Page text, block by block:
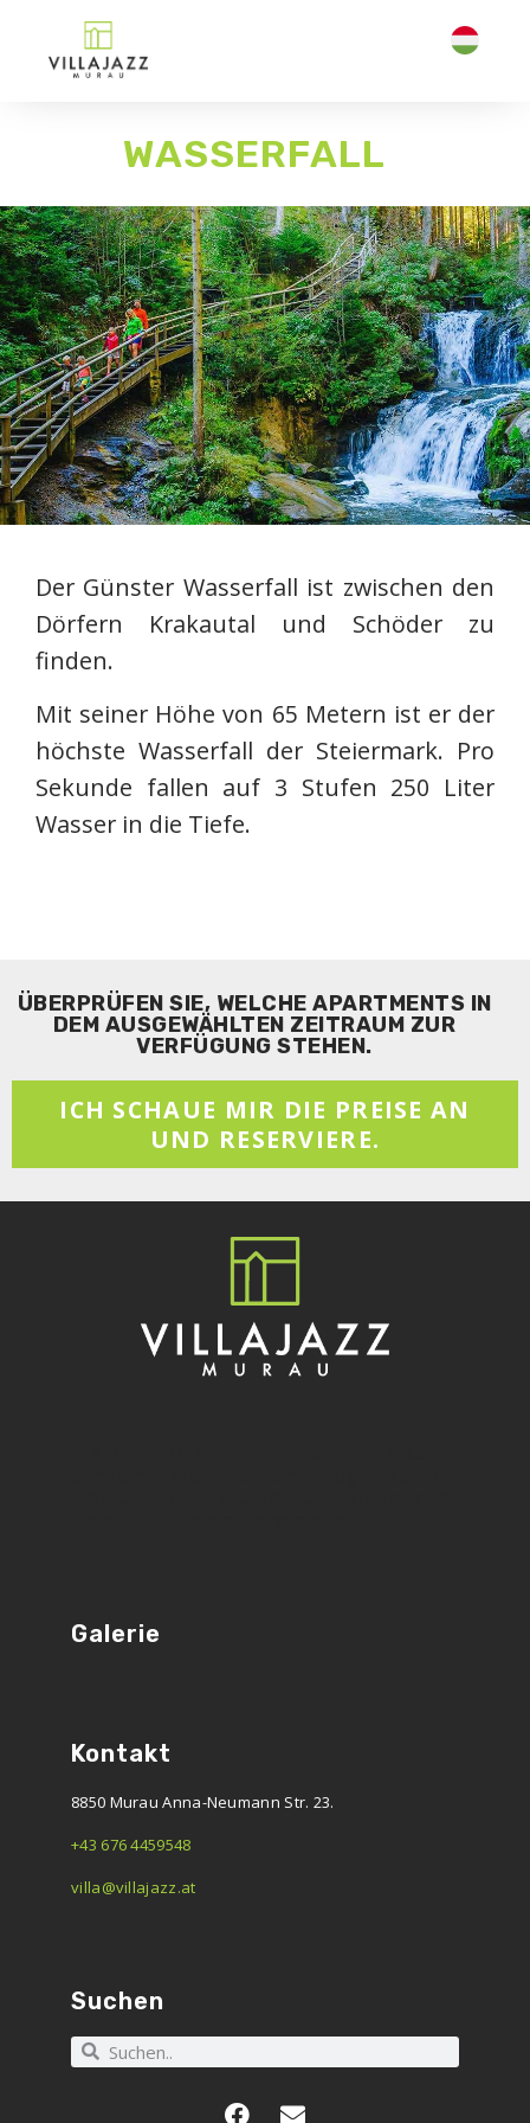
WASSERFALL
Der Günster Wasserfall ist zwischen den
Dörfern Krakautal und Schöder zu
finden.
Mit seiner Höhe von 65 Metern ist er der
höchste Wasserfall der Steiermark. Pro
Sekunde fallen auf 3 Stufen 250 Liter
Wasser in die Tiefe.
ÜBERPRÜFEN SIE, WELCHE APARTMENTS IN
DEM AUSGEWÄHLTEN ZEITRAUM ZUR
VERFÜGUNG STEHEN.
ICH SCHAUE MIR DIE PREISE AN
UND RESERVIERE.
Galerie
Kontakt
8850 Murau Anna-Neumann Str. 23.
+43 676 4459548
villa@villajazz.at
Suchen